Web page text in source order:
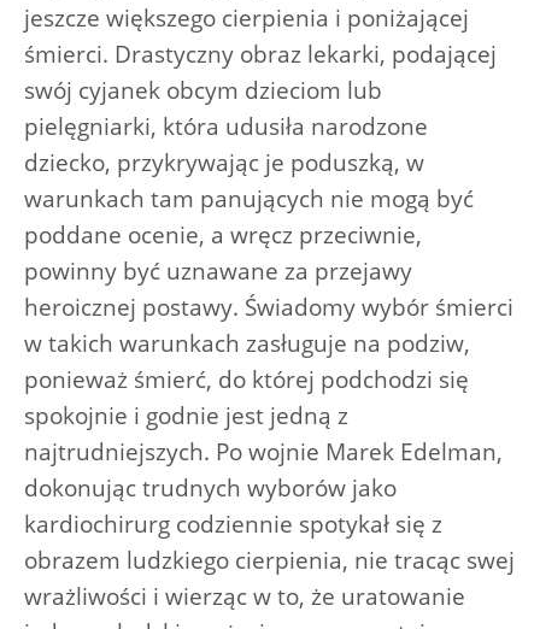
jeszcze większego cierpienia i poniżającej
śmierci. Drastyczny obraz lekarki, podającej
swój cyjanek obcym dzieciom lub
pielęgniarki, która udusiła narodzone
dziecko, przykrywając je poduszką, w
warunkach tam panujących nie mogą być
poddane ocenie, a wręcz przeciwnie,
powinny być uznawane za przejawy
heroicznej postawy. Świadomy wybór śmierci
w takich warunkach zasługuje na podziw,
ponieważ śmierć, do której podchodzi się
spokojnie i godnie jest jedną z
najtrudniejszych. Po wojnie Marek Edelman,
dokonując trudnych wyborów jako
kardiochirurg codziennie spotykał się z
obrazem ludzkiego cierpienia, nie tracąc swej
wrażliwości i wierząc w to, że uratowanie